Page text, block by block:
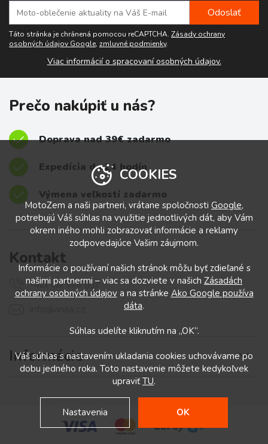
Táto stránka je chránená pomocou reCAPTCHA. Zásady ochrany
osobných údajov Google, zmluvné podmienky.
Viac informácií o spracovaní osobných údajov.
Prečo nakúpiť u nás?
Doprava nad 39€ zadarmo
Expedícia do 24 hodín
Výmena veľkostí zadarmo
Informácie
Kontakt
+421 412 028 932
COOKIES
MotoZem a naši partneri, vrátane spoločnosti Google,
potrebujú Váš súhlas na využitie jednotlivých dát, aby Vám
okrem iného mohli zobrazovať informácie a reklamy
zodpovedajúce Vašim záujmom.
Informácie o používaní našich stránok môžu byť zdieľané s
našimi partnermi – viac sa dozviete v našich Zásadách
ochrany osobných údajova na stránke Ako Google používa
dáta.
Súhlas udelíte kliknutím na „OK“.
Váš súhlas s nastavením ukladania cookies uchovávame po
dobu jedného roka. Toto nastavenie môžete kedykoľvek
upraviťTU.
Nastavenia OK